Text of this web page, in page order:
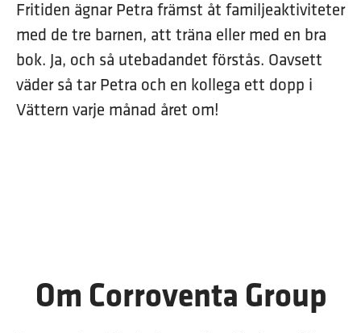
Fritiden ägnar Petra främst åt familjeaktiviteter
med de tre barnen, att träna eller med en bra
bok. Ja, och så utebadandet förstås. Oavsett
väder så tar Petra och en kollega ett dopp i
Vättern varje månad året om!
Om Corroventa Group